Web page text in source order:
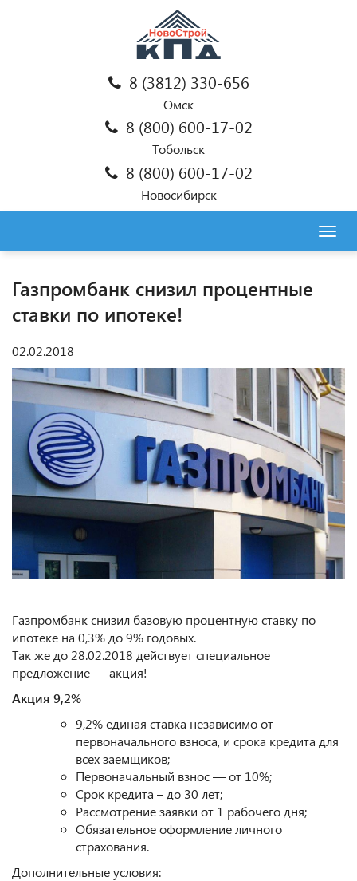
8 (3812) 330-656
Омск
8 (800) 600-17-02
Тобольск
8 (800) 600-17-02
Новосибирск
Газпромбанк снизил процентные
ставки по ипотеке!
02.02.2018
Газпромбанк снизил базовую процентную ставку по
ипотеке на 0,3% до 9% годовых.
Так же до 28.02.2018 действует специальное
предложение — акция!
Акция 9,2%
9,2% единая ставка независимо от
первоначального взноса, и срока кредита для
всех заемщиков;
Первоначальный взнос — от 10%;
Срок кредита – до 30 лет;
Рассмотрение заявки от 1 рабочего дня;
Обязательное оформление личного
страхования.
Дополнительные условия: